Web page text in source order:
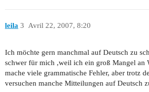
leila Avril 22, 2007, 8:20
3
Ich möchte gern manchmal auf Deutsch zu
schwer für mich ,weil ich ein groß Mangel an
mache viele grammatische Fehler, aber trotz
versuchen manche Mitteilungen auf Deutsch